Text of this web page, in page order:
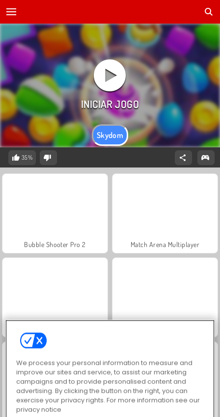
Skydom
35%
Bubble Shooter Pro 2 Match Arena Multiplayer
Jewels Blitz 5
We process your personal information to measure and
improve our sites and service, to assist our marketing
campaigns and to provide personalised content and
advertising. By clicking the button on the right, you can
exercise your privacy rights. For more information see our
privacy notice